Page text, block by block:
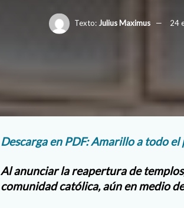
Texto: Julius Maximus 24
Descarga en PDF: Amarillo a todo el
Al anunciar la reapertura de
comunidad católica, aún en medio